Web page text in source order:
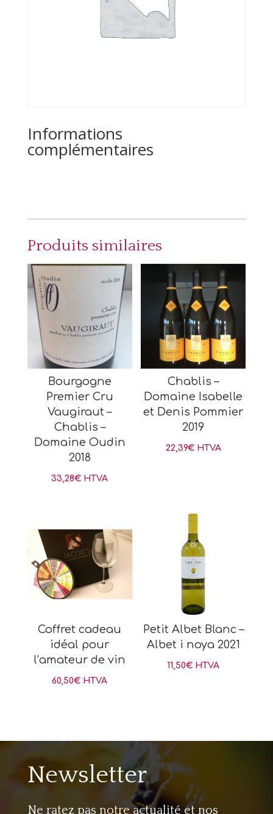
Informations
complémentaires
Produits similaires
Bourgogne
Premier Cru
Vaugiraut –
Chablis –
Domaine Oudin
2018
33,28€ HTVA
Chablis –
Domaine Isabelle
et Denis Pommier
2019
22,39€ HTVA
Coffret cadeau
idéal pour
l’amateur de vin
60,50€ HTVA
Petit Albet Blanc –
Albet i noya 2021
11,50€ HTVA
Newsletter
Ne ratez pas notre actualité et nos